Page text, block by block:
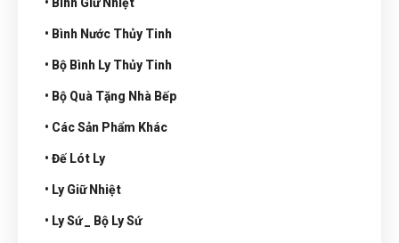
• Bình Nước Thủy Tinh
• Bộ Bình Ly Thủy Tinh
• Bộ Quà Tặng Nhà Bếp
• Các Sản Phẩm Khác
• Đế Lót Ly
• Ly Giữ Nhiệt
• Ly Sứ _ Bộ Ly Sứ